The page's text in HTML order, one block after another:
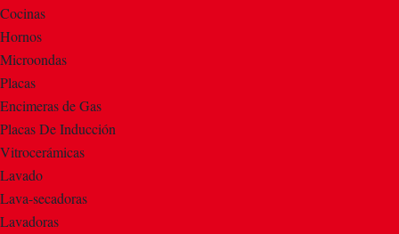
Cocinas
Hornos
Microondas
Placas
Encimeras de Gas
Placas De Inducción
Vitrocerámicas
Lavado
Lava-secadoras
Lavadoras